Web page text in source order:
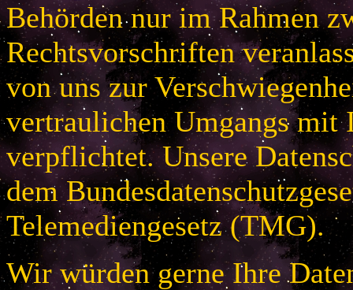
Behörden nur im Rahmen
Rechtsvorschriften
von uns zur
vertraulichen Umgangs mit
verpflichtet. Unsere
dem
Telemediengesetz (TMG).
Wir würden gerne Ihre